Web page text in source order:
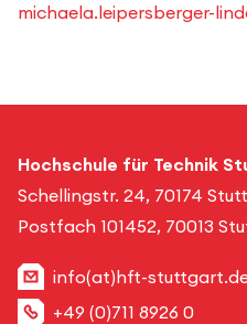
michaela.leipersberger-
Hochschule für Technik
Schellingstr. 24, 70174
Postfach 101452, 70013
info(at)hft-
+49 (0)711 8926 0